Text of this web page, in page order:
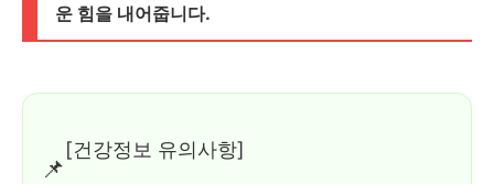
운 힘을 내어줍니다.
📌
[건강정보 유의사항]